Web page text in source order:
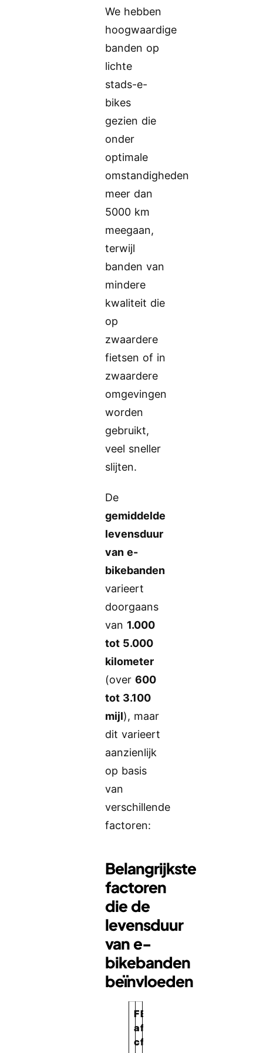
We hebben
hoogwaardige
banden op
lichte
stads-e-
bikes
gezien die
onder
optimale
omstandigheden
meer dan
5000 km
meegaan,
terwijl
banden van
mindere
kwaliteit die
op
zwaardere
fietsen of in
zwaardere
omgevingen
worden
gebruikt,
veel sneller
slijten.
De
gemiddelde
levensduur
van e-
bikebanden
varieert
doorgaans
van 1.000
tot 5.000
kilometer
(over600
tot 3.100
mijl), maar
dit varieert
aanzienlijk
op basis
van
verschillende
factoren:
Belangrijkste
factoren
die de
levensduur
van e-
bikebanden
beïnvloeden
F
a
c
E
f
f